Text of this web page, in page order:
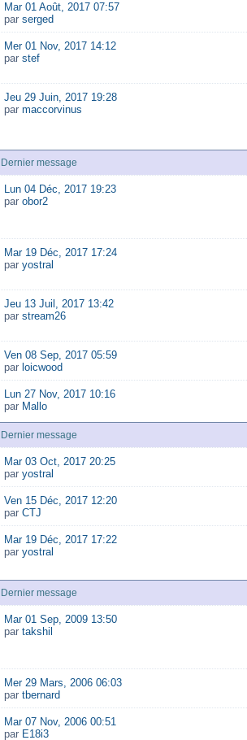
Mar 01 Août, 2017 07:57
par serged
Mer 01 Nov, 2017 14:12
par stef
Jeu 29 Juin, 2017 19:28
par maccorvinus
Dernier message
Lun 04 Déc, 2017 19:23
par obor2
Mar 19 Déc, 2017 17:24
par yostral
Jeu 13 Juil, 2017 13:42
par stream26
Ven 08 Sep, 2017 05:59
par loicwood
Lun 27 Nov, 2017 10:16
par Mallo
Dernier message
Mar 03 Oct, 2017 20:25
par yostral
Ven 15 Déc, 2017 12:20
par CTJ
Mar 19 Déc, 2017 17:22
par yostral
Dernier message
Mar 01 Sep, 2009 13:50
par takshil
Mer 29 Mars, 2006 06:03
par tbernard
Mar 07 Nov, 2006 00:51
par E18i3